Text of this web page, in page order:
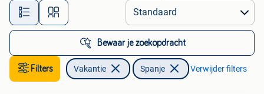
Alle afstanden…
Bewaar je zoekopdracht
Filters Vakantie Spanje Verwijder filters